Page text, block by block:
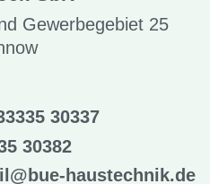
Gewerbegebiet 25
30337
30382
haustechnik.de